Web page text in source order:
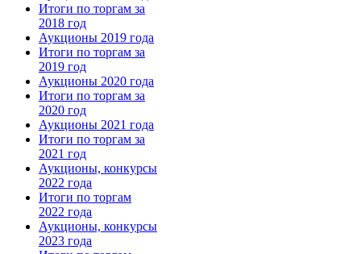
Итоги по торгам за
2018 год
Аукционы 2019 года
Итоги по торгам за
2019 год
Аукционы 2020 года
Итоги по торгам за
2020 год
Аукционы 2021 года
Итоги по торгам за
2021 год
Аукционы, конкурсы
2022 года
Итоги по торгам
2022 года
Аукционы, конкурсы
2023 года